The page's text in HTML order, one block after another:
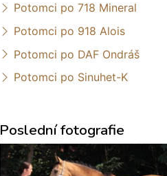
Potomci po 718 Mineral
Potomci po 918 Alois
Potomci po DAF Ondráš
Potomci po Sinuhet-K
Poslední fotografie